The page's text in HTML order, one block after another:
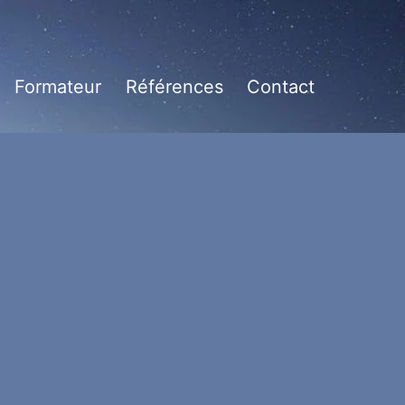
Formateur Références Contact